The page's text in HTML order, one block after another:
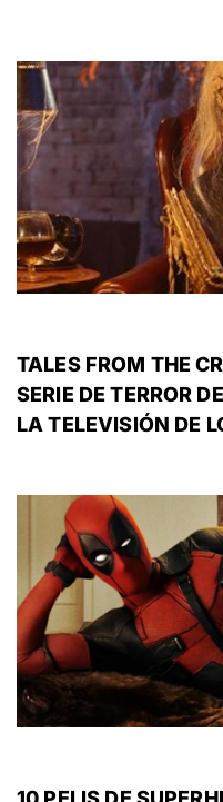
TALES FROM THE
SERIE DE TERROR
LA TELEVISIÓN DE